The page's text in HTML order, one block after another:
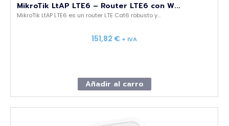
MikroTik LtAP LTE6 – Router LTE6 con W...
MikroTik LtAP LTE6 es un router LTE Cat6 robusto y...
151,82 € + IVA
Añadir al carro